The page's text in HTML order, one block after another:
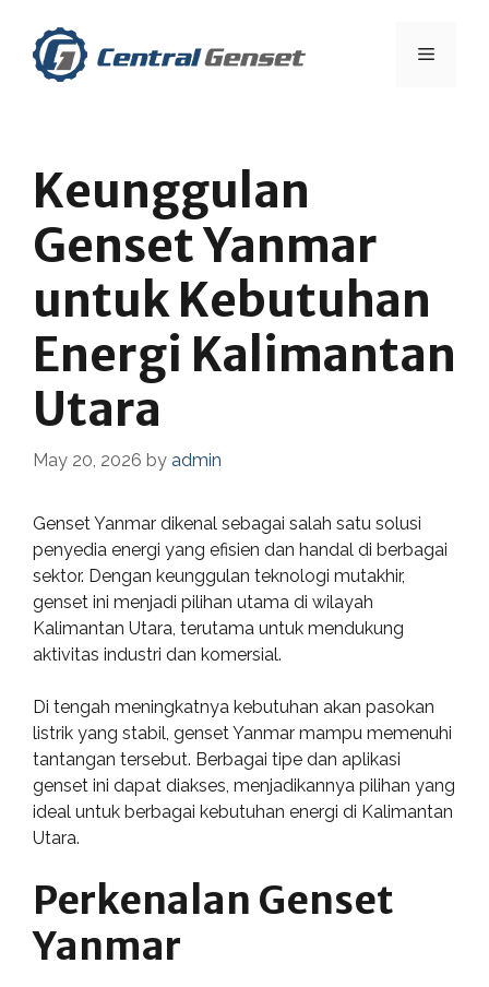
content
Menu
Keunggulan
Genset Yanmar
untuk Kebutuhan
Energi Kalimantan
Utara
May 20, 2026 by admin
Genset Yanmar dikenal sebagai salah satu solusi
penyedia energi yang efisien dan handal di berbagai
sektor. Dengan keunggulan teknologi mutakhir,
genset ini menjadi pilihan utama di wilayah
Kalimantan Utara, terutama untuk mendukung
aktivitas industri dan komersial.
Di tengah meningkatnya kebutuhan akan pasokan
listrik yang stabil, genset Yanmar mampu memenuhi
tantangan tersebut. Berbagai tipe dan aplikasi
genset ini dapat diakses, menjadikannya pilihan yang
ideal untuk berbagai kebutuhan energi di Kalimantan
Utara.
Perkenalan Genset
Yanmar